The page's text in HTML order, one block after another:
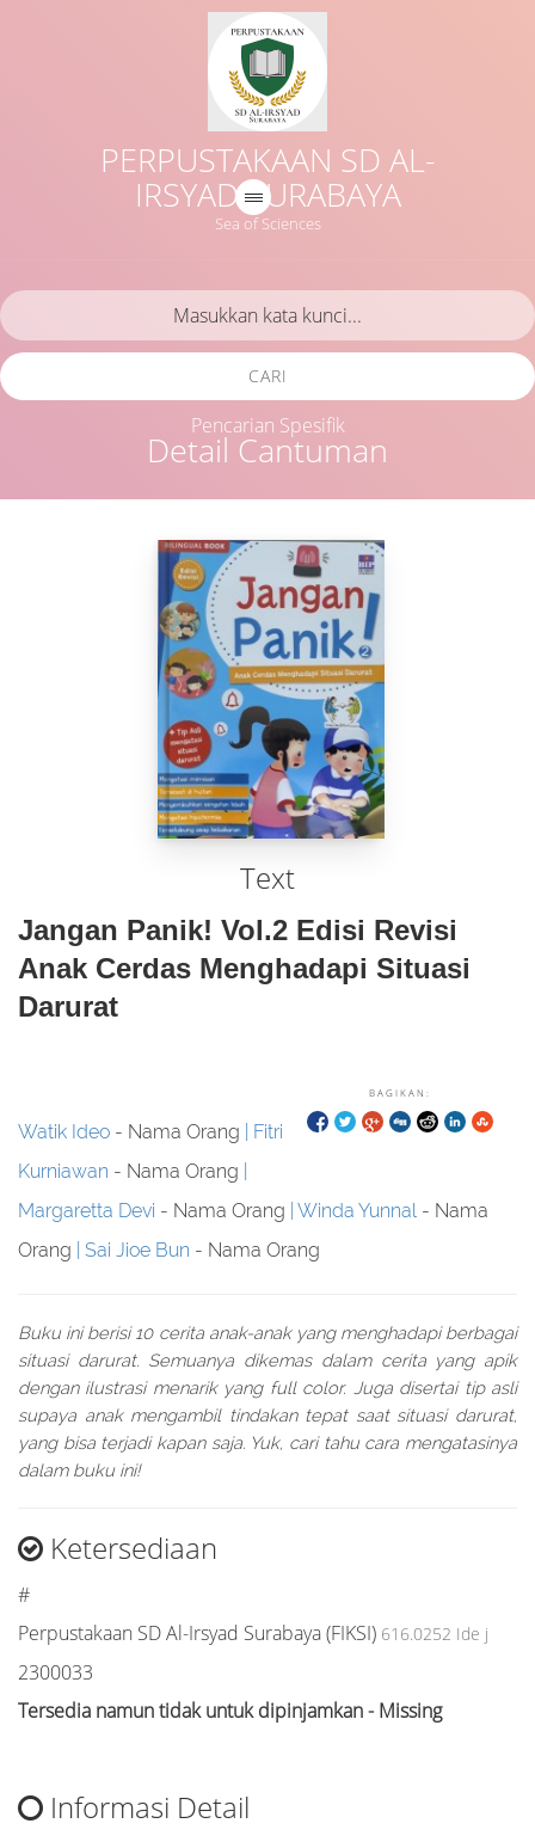
PERPUSTAKAAN SD AL-
IRSYAD SURABAYA
Sea of Sciences
Detail Cantuman
CARI
Pencarian Spesifik
Text
Jangan Panik! Vol.2 Edisi Revisi
Anak Cerdas Menghadapi Situasi
Darurat
BAGIKAN:
Watik Ideo - Nama Orang
Fitri
Kurniawan - Nama Orang
Margaretta Devi - Nama Orang Winda Yunnal - Nama
Orang
Sai Jioe Bun - Nama Orang
Buku ini berisi 10 cerita anak-anak yang menghadapi berbagai
situasi darurat. Semuanya dikemas dalam cerita yang apik
dengan ilustrasi menarik yang full color. Juga disertai tip asli
supaya anak mengambil tindakan tepat saat situasi darurat,
yang bisa terjadi kapan saja. Yuk, cari tahu cara mengatasinya
dalam buku ini!
Ketersediaan
#
Perpustakaan SD Al-Irsyad Surabaya (FIKSI) 616.0252 Ide j
2300033
Tersedia namun tidak untuk dipinjamkan - Missing
Informasi Detail